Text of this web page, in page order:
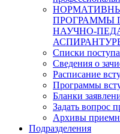
ПРОГРАММЫ
НАУЧНО-
Списки
Сведения о
Расписание
Программы
Бланки
Задать вопрос
Архивы
Подразделения